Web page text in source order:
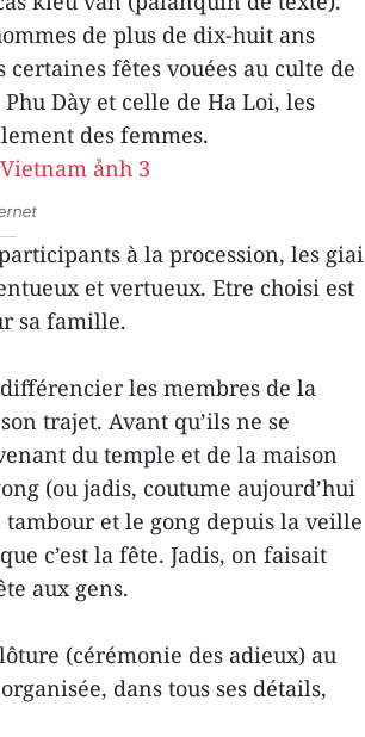
de plus de dix-huit ans
fêtes vouées au culte de
Dày et celle de Ha Loi, les
des femmes.
à la procession, les giai
et vertueux. Etre choisi est
sa famille.
les membres de la
trajet. Avant qu’ils ne se
du temple et de la maison
(ou jadis, coutume aujourd’hui
et le gong depuis la veille
c’est la fête. Jadis, on faisait
aux gens.
(cérémonie des adieux) au
dans tous ses détails,